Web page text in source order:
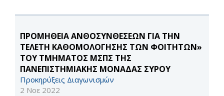
ΠΡΟΜΗΘΕΙΑ ΑΝΘΟΣΥΝΘΕΣΕΩΝ ΓΙΑ ΤΗΝ
ΤΕΛΕΤΗ ΚΑΘΟΜΟΛΟΓΗΣΗΣ ΤΩΝ ΦΟΙΤΗΤΩΝ»
ΤΟΥ ΤΜΗΜΑΤΟΣ ΜΣΠΣ ΤΗΣ
ΠΑΝΕΠΙΣΤΗΜΙΑΚΗΣ ΜΟΝΑΔΑΣ ΣΥΡΟΥ
Προκηρύξεις Διαγωνισμών
2 Νοε 2022